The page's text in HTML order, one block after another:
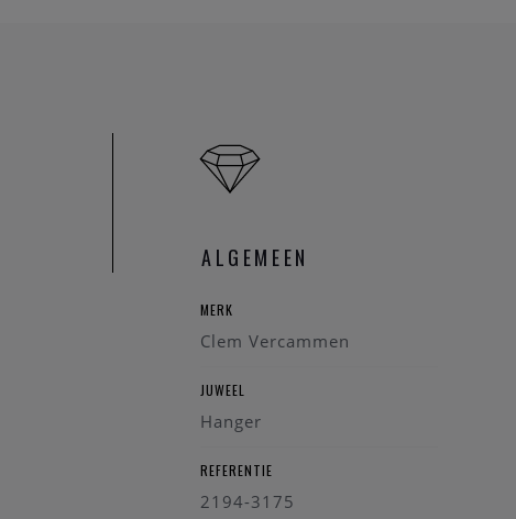
ALGEMEEN
MERK
Clem Vercammen
JUWEEL
Hanger
REFERENTIE
2194-3175